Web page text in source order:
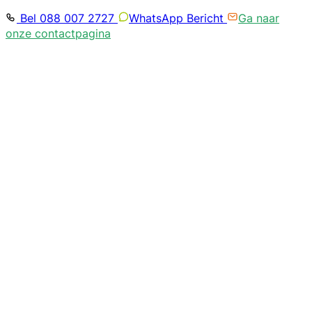
Bel 088 007 2727
WhatsApp Bericht
Ga naar
onze contactpagina